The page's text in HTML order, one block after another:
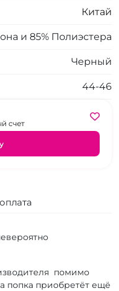
Китай
и 85% Полиэстера
Черный
44-46
счет
помимо
попка приобретёт ещё